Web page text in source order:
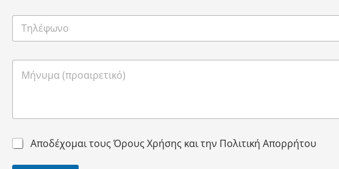
Αποδέχομαι τους Όρους Χρήσης και την Πολιτική Απορρήτου